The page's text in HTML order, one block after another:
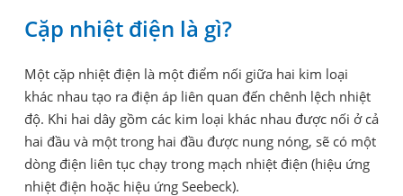
Cặp nhiệt điện là gì?
Một cặp nhiệt điện là một điểm nối giữa hai kim loại
khác nhau tạo ra điện áp liên quan đến chênh lệch nhiệt
độ. Khi hai dây gồm các kim loại khác nhau được nối ở cả
hai đầu và một trong hai đầu được nung nóng, sẽ có một
dòng điện liên tục chạy trong mạch nhiệt điện (hiệu ứng
nhiệt điện hoặc hiệu ứng Seebeck).